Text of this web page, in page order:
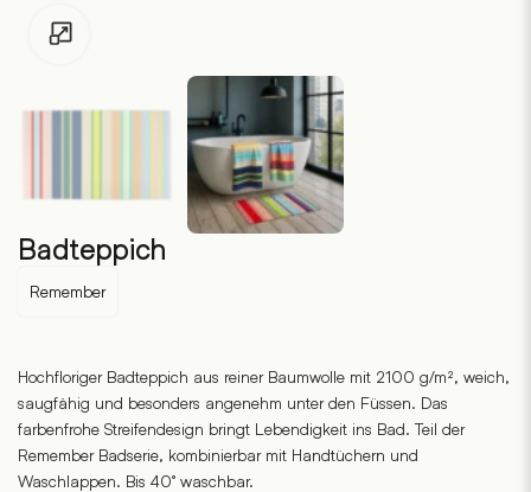
Badteppich
Remember
Hochfloriger Badteppich aus reiner Baumwolle mit 2100 g/m², weich,
saugfähig und besonders angenehm unter den Füssen. Das
farbenfrohe Streifendesign bringt Lebendigkeit ins Bad. Teil der
Remember Badserie, kombinierbar mit Handtüchern und
Waschlappen. Bis 40° waschbar.